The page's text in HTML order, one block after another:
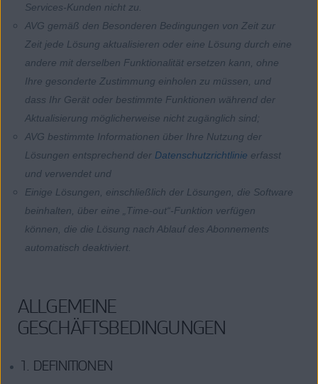
Services-Kunden nicht zu.
AVG gemäß den Besonderen Bedingungen von Zeit zur
Zeit jede Lösung aktualisieren oder eine Lösung durch eine
andere mit derselben Funktionalität ersetzen kann, ohne
Ihre gesonderte Zustimmung einholen zu müssen, und
dass Ihr Gerät oder bestimmte Funktionen während der
Aktualisierung möglicherweise nicht zugänglich sind;
AVG bestimmte Informationen über Ihre Nutzung der
Lösungen entsprechend der Datenschutzrichtlinie erfasst
und verwendet und
Einige Lösungen, einschließlich der Lösungen, die Software
beinhalten, über eine „Time-out“-Funktion verfügen
können, die die Lösung nach Ablauf des Abonnements
automatisch deaktiviert.
ALLGEMEINE
GESCHÄFTSBEDINGUNGEN
1. DEFINITIONEN